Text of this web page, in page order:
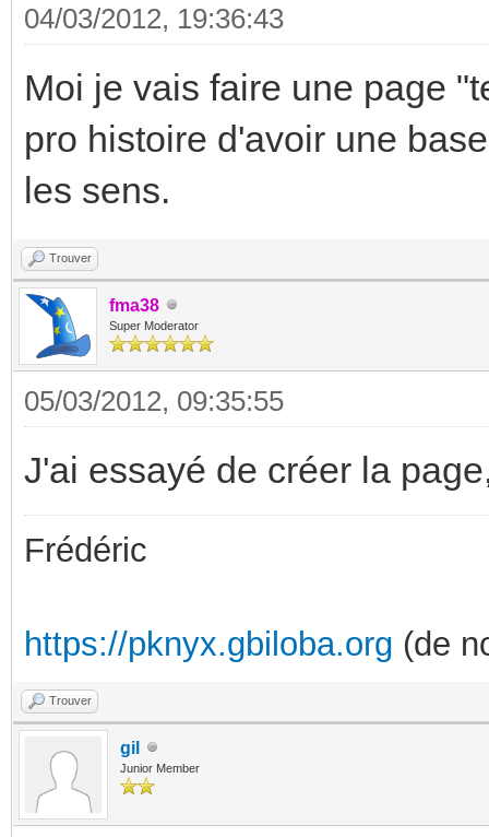
04/03/2012, 19:36:43
Moi je vais faire une page
pro histoire d'avoir une
les sens.
Trouver
fma38
Super Moderator
05/03/2012, 09:35:55
J'ai essayé de créer la
Frédéric
https://pknyx.gbiloba.org (de
Trouver
gil
Junior Member